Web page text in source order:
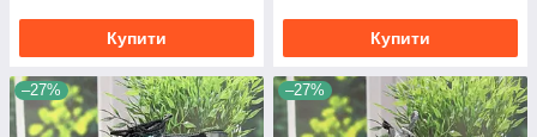
Купити Купити
–27% –27%